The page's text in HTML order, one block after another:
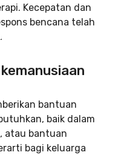
Kecepatan dan
bencana telah
bantuan
baik dalam
atau bantuan
bagi keluarga